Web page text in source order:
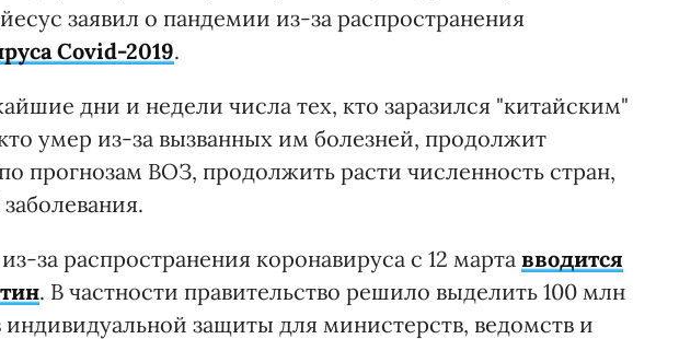
заявил о пандемии из-за распространения
Covid-2019.
дни и недели числа тех, кто заразился "китайским"
умер из-за вызванных им болезней, продолжит
прогнозам ВОЗ, продолжить расти численность стран,
за распространения коронавируса с 12 марта вводится
. В частности правительство решило выделить 100 млн
индивидуальной защиты для министерств, ведомств и